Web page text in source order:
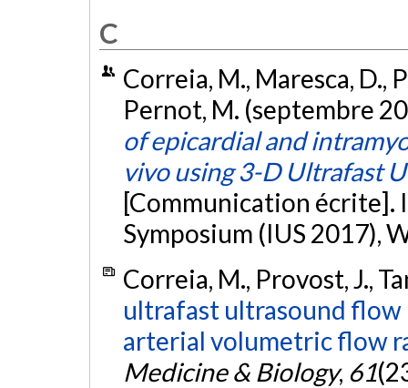
C
Correia, M., Maresca, D.,
Pernot, M. (septembre
of epicardial and
vivo using 3-D Ultrafast
[Communication écrite].
Symposium (IUS 2017),
Correia, M., Provost, J.,
ultrafast ultrasound
arterial volumetric flow
Medicine & Biology, 61